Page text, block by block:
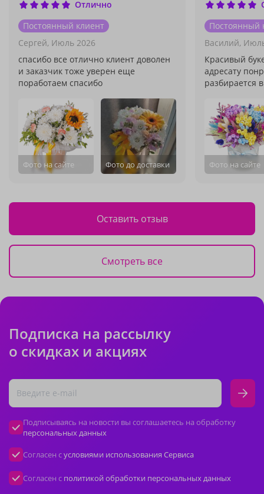
Отлично
Постоянный клиент
Сергей, Июль 2026
спасибо все отлично клиент доволен
и заказчик тоже уверен еще
поработаем спасибо
Фото на сайте Фото до доставки
Постоянный
Василий,
Красивый
адресату
разбирается
Фото на сайте
Оставить отзыв
Смотреть все
Подписка на рассылку
о скидках и акциях
Подписываясь на новости вы соглашаетесь на обработку
персональных данных
Согласен сусловиями использования Сервиса
Согласен с политикой обработки персональных данных